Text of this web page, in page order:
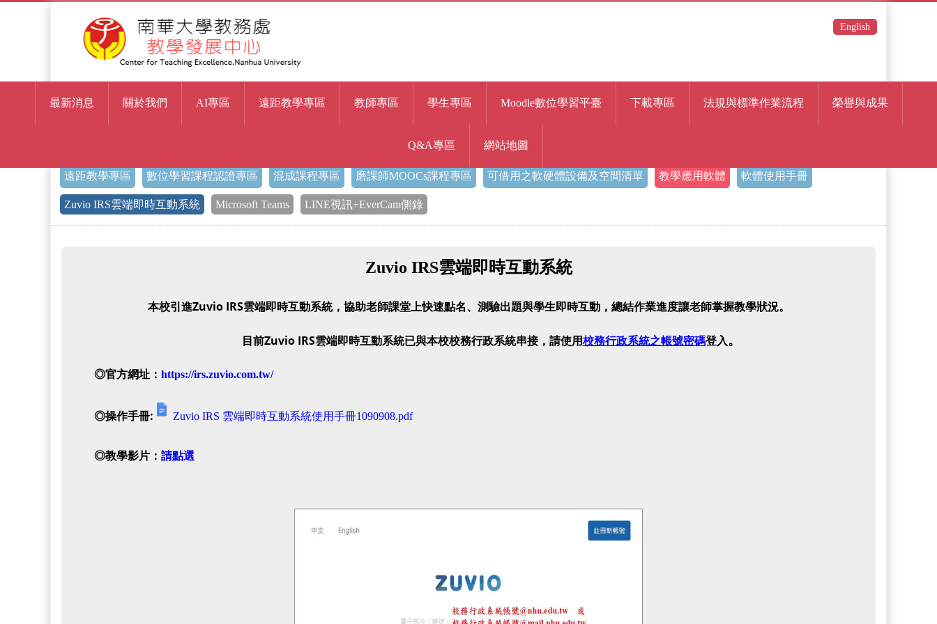
English
遠距教學專區 數位學習課程認證專區 混成課程專區 磨課師MOOCs課程專區 可借用之軟硬體設備及空間清單 教學應用軟體 軟體使用手冊
Zuvio IRS雲端即時互動系統 Microsoft Teams LINE視訊+EverCam側錄
Zuvio IRS雲端即時互動系統
本校引進Zuvio IRS雲端即時互動系統，協助老師課堂上快速點名、測驗出題與學生即時互動，總結作業進度讓老師掌握教學狀況。
		目前
Zuvio IRS雲端即時互動系統已與本校校務行政系統串接，請使用校務行政系統之帳號密碼登入。
◎官方網址： https://irs.zuvio.com.tw/
◎操作手冊: Zuvio IRS 雲端即時互動系統使用手冊1090908.pdf
◎教學影片： 請點選
最新消息 關於我們 AI專區 遠距教學專區 教師專區 學生專區 Moodle數位學習平臺 下載專區 法規與標準作業流程 榮譽與成果
Q&A專區 網站地圖